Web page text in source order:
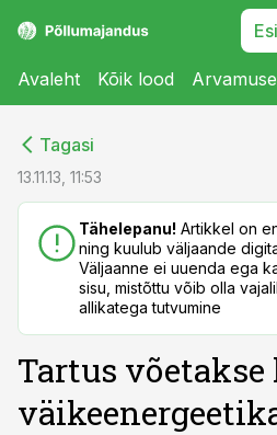
Avaleht Kõik lood
Tagasi
13.11.13, 11:53
Tähelepanu! Artikkel on
ning kuulub väljaande
Väljaanne ei uuenda ega
sisu, mistõttu võib olla
allikatega tutvumine
Tartus